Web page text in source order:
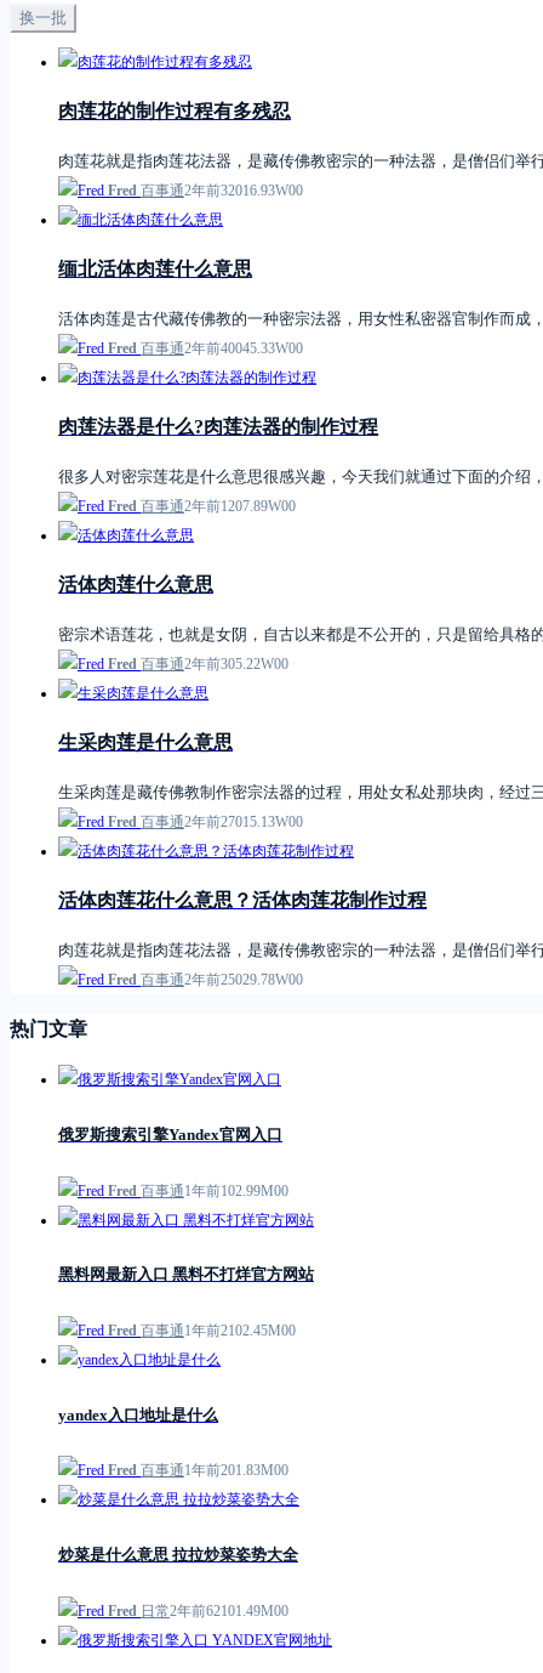
换一批
肉莲花的制作过程有多残忍
肉莲花就是指肉莲花法器，是藏传佛教密宗的一种法器，是僧侣们
Fred 百事通2年前32016.93W00
缅北活体肉莲什么意思
活体肉莲是古代藏传佛教的一种密宗法器，用女性私密器官制作而
Fred 百事通2年前40045.33W00
肉莲法器是什么?肉莲法器的制作过程
很多人对密宗莲花是什么意思很感兴趣，今天我们就通过下面的介
Fred 百事通2年前1207.89W00
活体肉莲什么意思
密宗术语莲花，也就是女阴，自古以来都是不公开的，只是留给具
Fred 百事通2年前305.22W00
生采肉莲是什么意思
生采肉莲是藏传佛教制作密宗法器的过程，用处女私处那块肉，经
Fred 百事通2年前27015.13W00
活体肉莲花什么意思？活体肉莲花制作过程
肉莲花就是指肉莲花法器，是藏传佛教密宗的一种法器，是僧侣们
Fred 百事通2年前25029.78W00
热门文章
俄罗斯搜索引擎Yandex官网入口
Fred 百事通1年前102.99M00
黑料网最新入口 黑料不打烊官方网站
Fred 百事通1年前2102.45M00
yandex入口地址是什么
Fred 百事通1年前201.83M00
炒菜是什么意思 拉拉炒菜姿势大全
Fred 日常2年前62101.49M00